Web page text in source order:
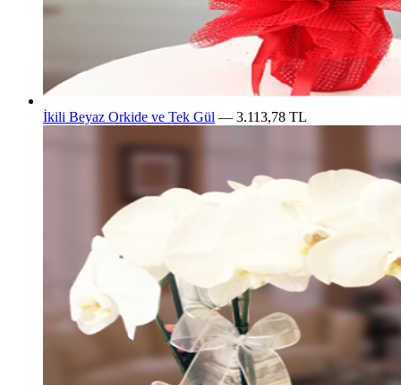
İkili Beyaz Orkide ve Tek Gül — 3.113,78 TL